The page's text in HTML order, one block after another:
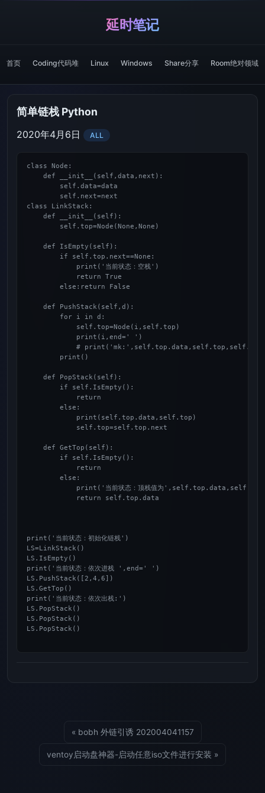
延时笔记
首页 Coding代码堆 Linux Windows Share分享 Room绝对领域
简单链栈 Python
2020年4月6日 ALL
class Node:
    def __init__(self,data,next):
        self.data=data
        self.next=next
class LinkStack:
    def __init__(self):
        self.top=Node(None,None)
    def IsEmpty(self):
        if self.top.next==None:
            print('当前状态：空栈')
            return True
        else:return False
    def PushStack(self,d):
        for i in d:
            self.top=Node(i,self.top)
            print(i,end=' ')
#
        print()
    def PopStack(self):
        if self.IsEmpty():
            return
        else:
            print(self.top.data,self.top)
            self.top=self.top.next
    def GetTop(self):
        if self.IsEmpty():
            return
        else:
print('当前状态：顶栈值为
            return self.top.data
print('当前状态：初始化链栈')
LS=LinkStack()
LS.IsEmpty()
print('当前状态：依次进栈 ',end=' ')
LS.PushStack([2,4,6])
LS.GetTop()
print('当前状态：依次出栈:')
LS.PopStack()
LS.PopStack()
LS.PopStack()
« bobh 外链引诱 202004041157
ventoy启动盘神器-启动任意iso文件进行安装 »